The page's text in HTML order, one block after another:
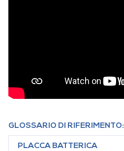
GLOSSARIO DI RIFERIMENTO:
PLACCA BATTERICA